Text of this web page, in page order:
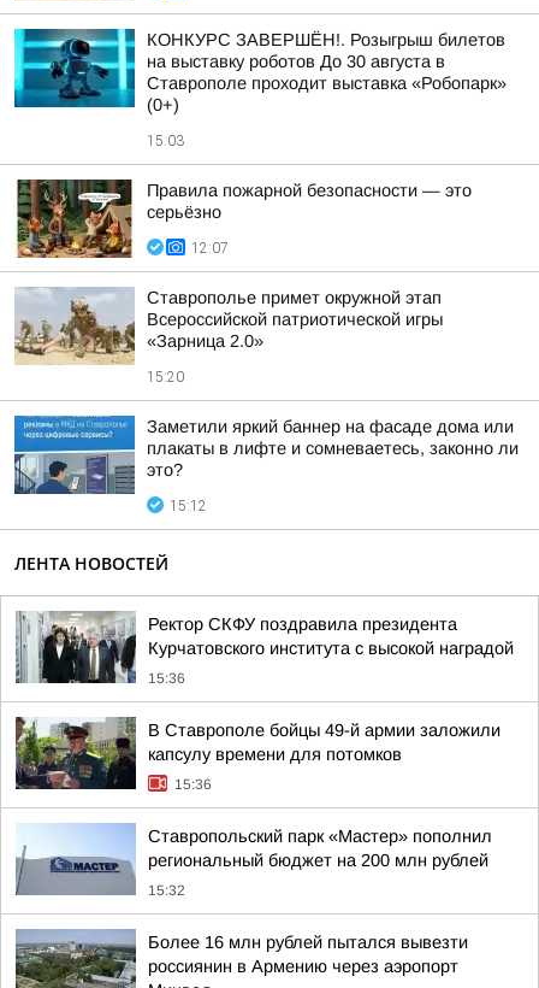
КОНКУРС ЗАВЕРШЁН!. Розыгрыш билетов
на выставку роботов До 30 августа в
Ставрополе проходит выставка «Робопарк»
(0+)
15:03
Правила пожарной безопасности — это
серьёзно
12:07
Ставрополье примет окружной этап
Всероссийской патриотической игры
«Зарница 2.0»
15:20
Заметили яркий баннер на фасаде дома или
плакаты в лифте и сомневаетесь, законно ли
это?
15:12
ЛЕНТА НОВОСТЕЙ
Ректор СКФУ поздравила президента
Курчатовского института с высокой наградой
15:36
В Ставрополе бойцы 49-й армии заложили
капсулу времени для потомков
15:36
Ставропольский парк «Мастер» пополнил
региональный бюджет на 200 млн рублей
15:32
Более 16 млн рублей пытался вывезти
россиянин в Армению через аэропорт